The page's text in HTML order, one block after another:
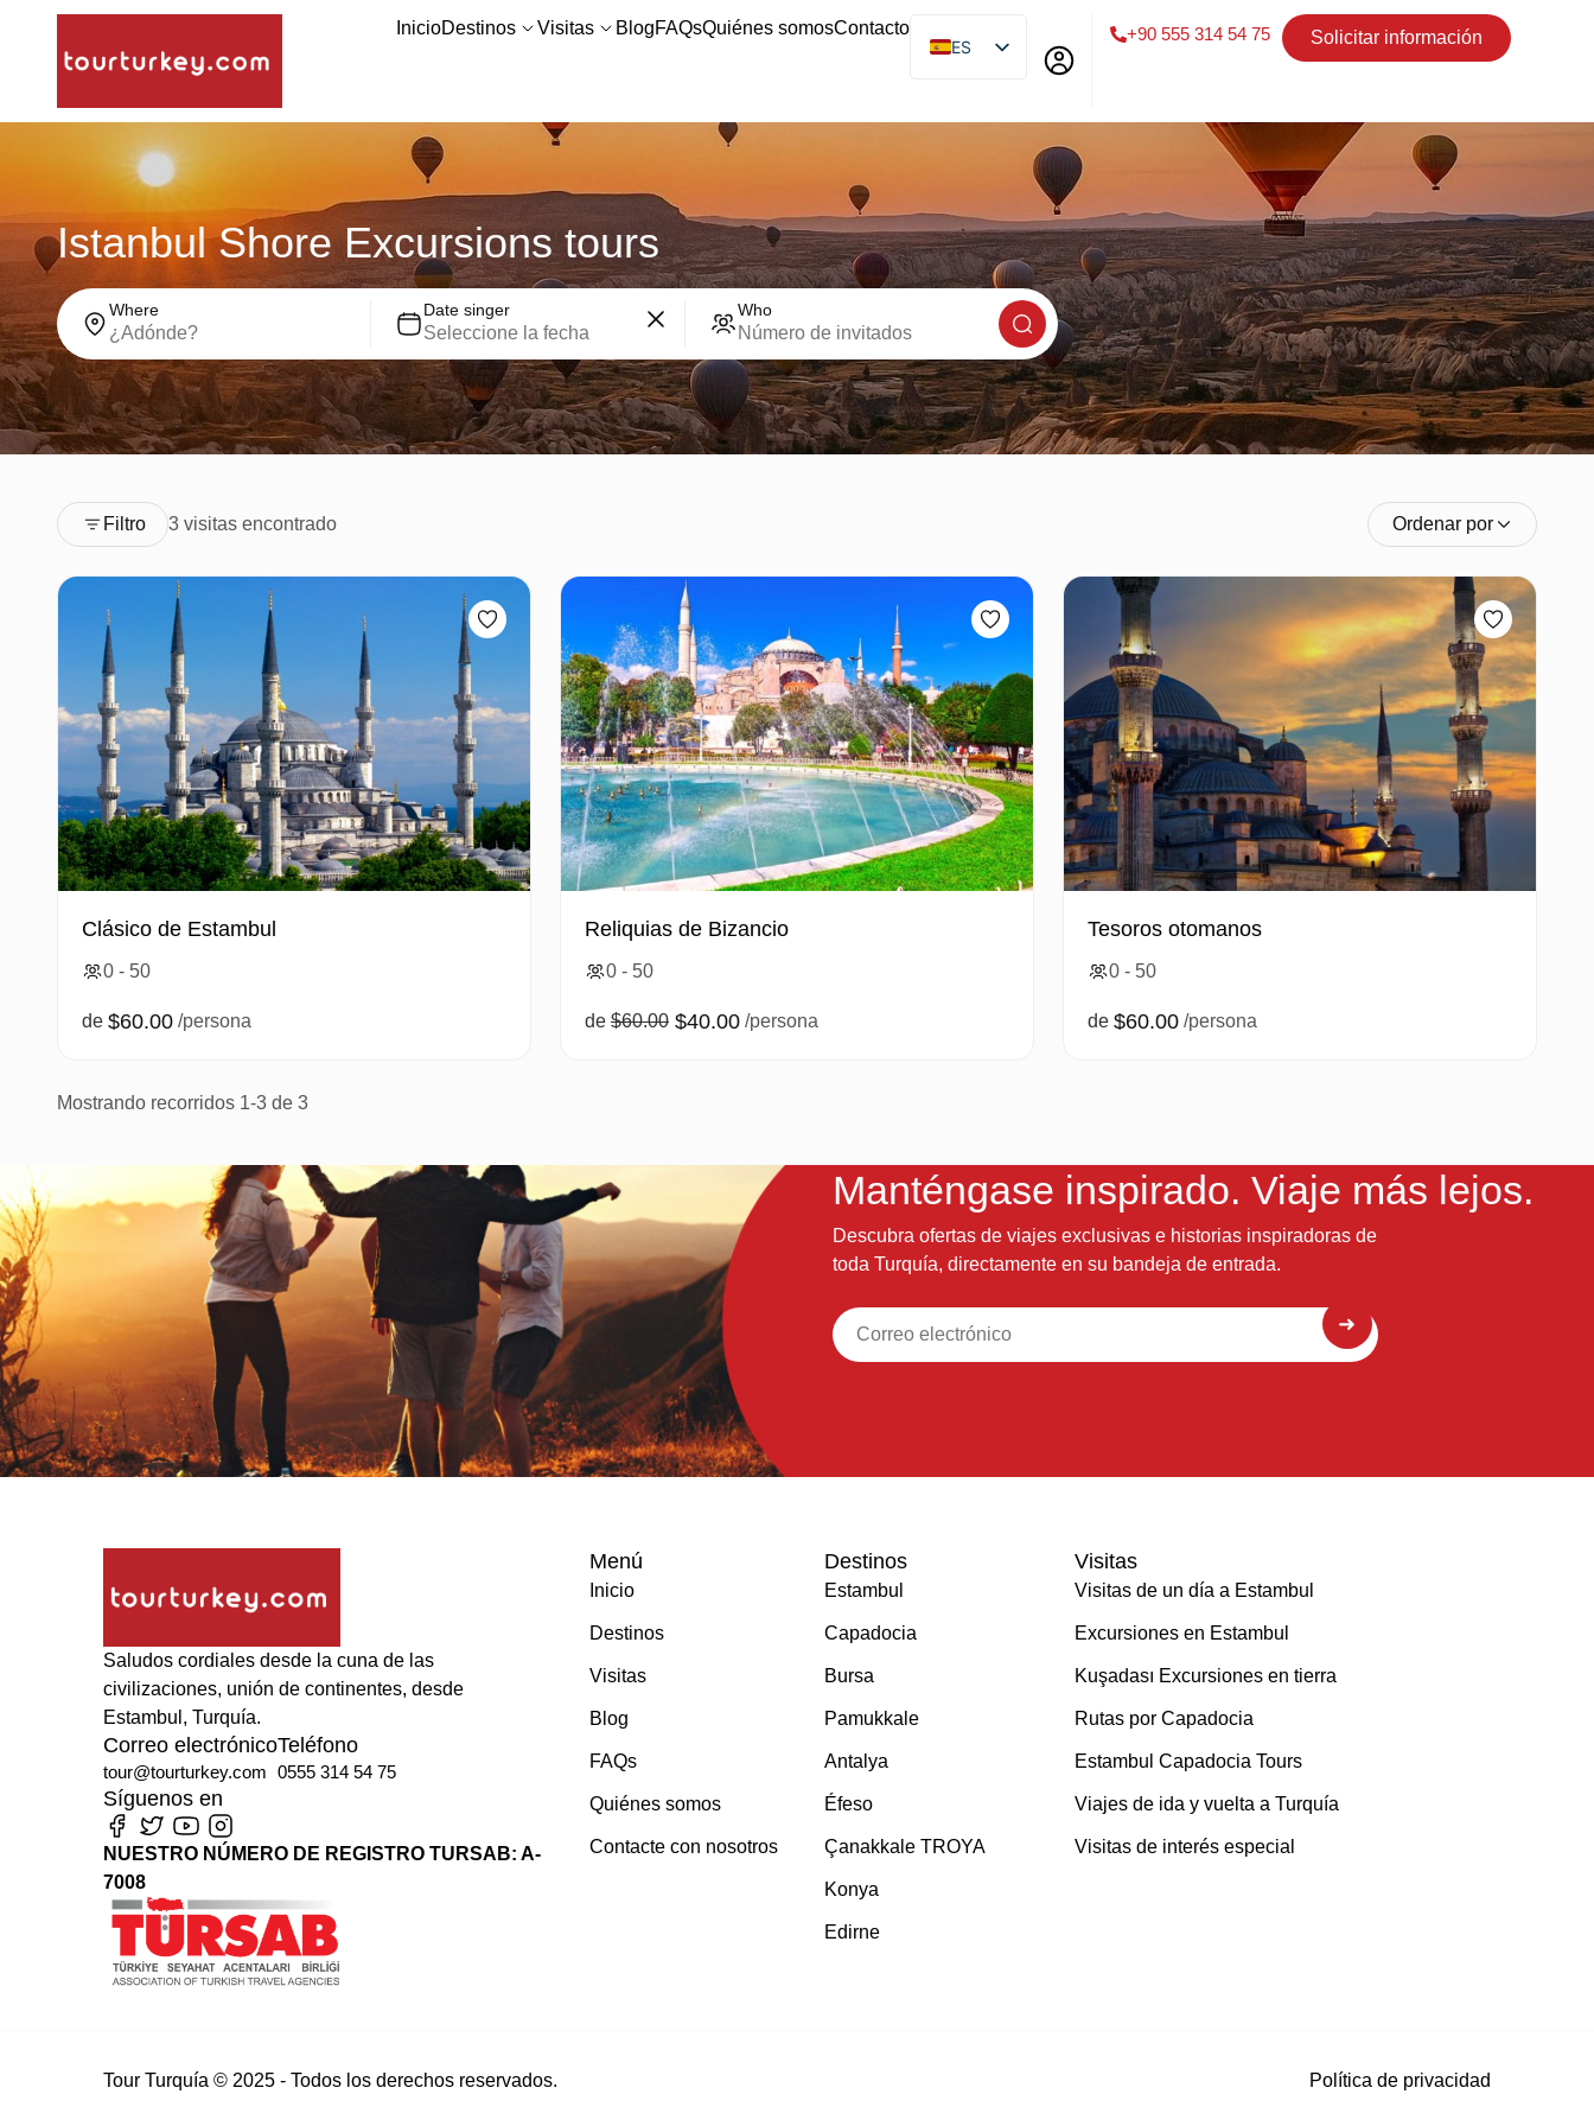
InicioDestinos Visitas BlogFAQsQuiénes somosContacto
ES
EN
ID
+90 555 314 54 75 Solicitar información
Istanbul Shore Excursions tours
Where Date singer Who
Filtro 3 visitas encontrado Ordenar por
Clásico de Estambul
0 - 50
de $60.00 /persona
Reliquias de Bizancio
0 - 50
de $60.00 $40.00 /persona
Tesoros otomanos
0 - 50
de $60.00 /persona
Mostrando recorridos 1-3 de 3
Manténgase inspirado. Viaje más lejos.
Descubra ofertas de viajes exclusivas e historias inspiradoras de
toda Turquía, directamente en su bandeja de entrada.
Saludos cordiales desde la cuna de las
civilizaciones, unión de continentes, desde
Estambul, Turquía.
Correo electrónico
tour@tourturkey.com
Teléfono
0555 314 54 75
Síguenos en
NUESTRO NÚMERO DE REGISTRO TURSAB: A-
7008
Menú
Inicio
Destinos
Visitas
Blog
FAQs
Quiénes somos
Contacte con nosotros
Destinos
Estambul
Capadocia
Bursa
Pamukkale
Antalya
Éfeso
Çanakkale TROYA
Konya
Edirne
Visitas
Visitas de un día a Estambul
Excursiones en Estambul
Kuşadası Excursiones en tierra
Rutas por Capadocia
Estambul Capadocia Tours
Viajes de ida y vuelta a Turquía
Visitas de interés especial
Tour Turquía © 2025 - Todos los derechos reservados. Política de privacidad